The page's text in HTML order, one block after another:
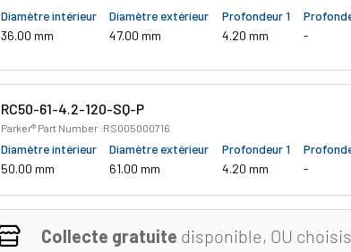
Diamètre intérieur
36.00 mm
Diamètre extérieur
47.00 mm
Profondeur 1
4.20 mm
-
RC50-61-4.2-120-SQ-P
Parker® Part Number :RS005000716
Diamètre intérieur
50.00 mm
Diamètre extérieur
61.00 mm
Profondeur 1
4.20 mm
-
Collecte gratuite disponible, OU